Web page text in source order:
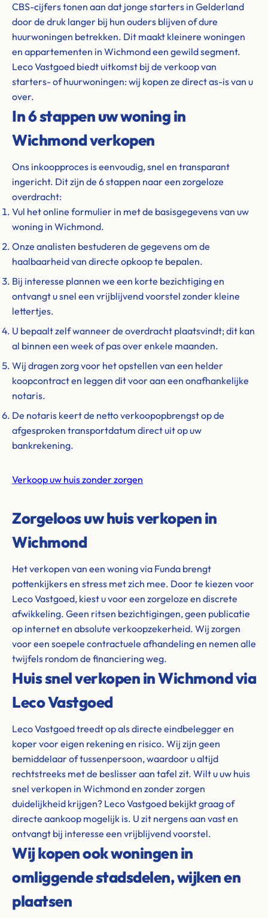
CBS-cijfers tonen aan dat jonge starters in Gelderland
door de druk langer bij hun ouders blijven of dure
huurwoningen betrekken. Dit maakt kleinere woningen
en appartementen in Wichmond een gewild segment.
Leco Vastgoed biedt uitkomst bij de verkoop van
starters- of huurwoningen: wij kopen ze direct as-is van u
over.
In 6 stappen uw woning in
Wichmond verkopen
Ons inkoopproces is eenvoudig, snel en transparant
ingericht. Dit zijn de 6 stappen naar een zorgeloze
overdracht:
Vul het online formulier in met de basisgegevens van uw
woning in Wichmond.
Onze analisten bestuderen de gegevens om de
haalbaarheid van directe opkoop te bepalen.
Bij interesse plannen we een korte bezichtiging en
ontvangt u snel een vrijblijvend voorstel zonder kleine
lettertjes.
U bepaalt zelf wanneer de overdracht plaatsvindt; dit kan
al binnen een week of pas over enkele maanden.
Wij dragen zorg voor het opstellen van een helder
koopcontract en leggen dit voor aan een onafhankelijke
notaris.
De notaris keert de netto verkoopopbrengst op de
afgesproken transportdatum direct uit op uw
bankrekening.
Verkoop uw huis zonder zorgen
Zorgeloos uw huis verkopen in
Wichmond
Het verkopen van een woning via Funda brengt
pottenkijkers en stress met zich mee. Door te kiezen voor
Leco Vastgoed, kiest u voor een zorgeloze en discrete
afwikkeling. Geen ritsen bezichtigingen, geen publicatie
op internet en absolute verkoopzekerheid. Wij zorgen
voor een soepele contractuele afhandeling en nemen alle
twijfels rondom de financiering weg.
Huis snel verkopen in Wichmond via
Leco Vastgoed
Leco Vastgoed treedt op als directe eindbelegger en
koper voor eigen rekening en risico. Wij zijn geen
bemiddelaar of tussenpersoon, waardoor u altijd
rechtstreeks met de beslisser aan tafel zit. Wilt u uw huis
snel verkopen in Wichmond en zonder zorgen
duidelijkheid krijgen? Leco Vastgoed bekijkt graag of
directe aankoop mogelijk is. U zit nergens aan vast en
ontvangt bij interesse een vrijblijvend voorstel.
Wij kopen ook woningen in
omliggende stadsdelen, wijken en
plaatsen